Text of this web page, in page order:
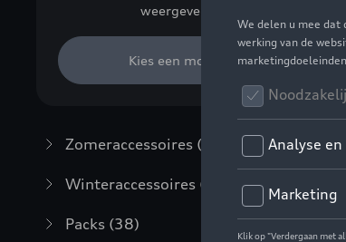
weergeven)
Kies een model
Zomeraccessoires (7)
Winteraccessoires (20)
Packs (38)